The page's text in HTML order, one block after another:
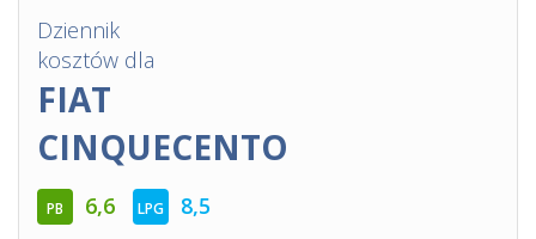
Dziennik
kosztów dla
FIAT
CINQUECENTO
PB 6,6 LPG 8,5